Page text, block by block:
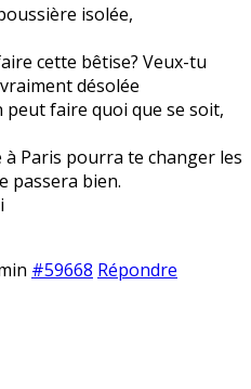
isolée,
cette bêtise? Veux-tu
désolée
peut faire quoi que se soit,
à Paris pourra te changer les
passera bien.
#59668 Répondre